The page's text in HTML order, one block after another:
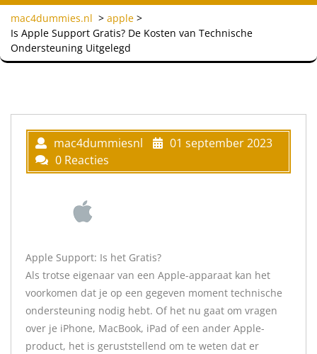
mac4dummies.nl > apple >
Is Apple Support Gratis? De Kosten van Technische
Ondersteuning Uitgelegd
mac4dummiesnl
01 september 2023
0 Reacties
Apple Support: Is het Gratis?
Als trotse eigenaar van een Apple-apparaat kan het
voorkomen dat je op een gegeven moment technische
ondersteuning nodig hebt. Of het nu gaat om vragen
over je iPhone, MacBook, iPad of een ander Apple-
product, het is geruststellend om te weten dat er